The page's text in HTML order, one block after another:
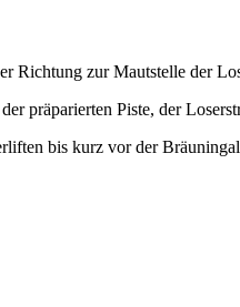
Richtung zur Mautstelle der
präparierten Piste, der
bis kurz vor der